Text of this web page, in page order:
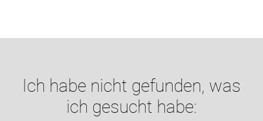
Ich habe nicht gefunden, was
ich gesucht habe: